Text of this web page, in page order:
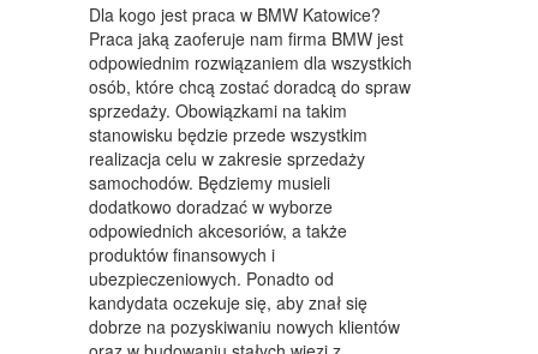
BIZNES ONLINE
BIŻUTERIA
DLA DZIECI
MEBLE
WYPOSAŻENIE WNĘTRZ
WYPOSAŻENIE ŁAZIENKI
ODZIEŻ
Dla kogo jest praca w BMW Katowice?
Praca jaką zaoferuje nam firma BMW jest
odpowiednim rozwiązaniem dla wszystkich
osób, które chcą zostać doradcą do spraw
sprzedaży. Obowiązkami na takim
stanowisku będzie przede wszystkim
realizacja celu w zakresie sprzedaży
samochodów. Będziemy musieli
dodatkowo doradzać w wyborze
odpowiednich akcesoriów, a także
produktów finansowych i
ubezpieczeniowych. Ponadto od
kandydata oczekuje się, aby znał się
dobrze na pozyskiwaniu nowych klientów